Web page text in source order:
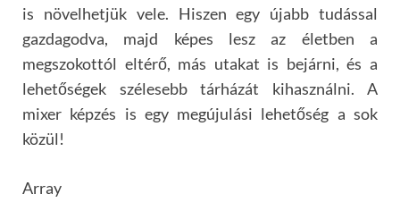
is növelhetjük vele. Hiszen egy újabb tudással
gazdagodva, majd képes lesz az életben a
megszokottól eltérő, más utakat is bejárni, és a
lehetőségek szélesebb tárházát kihasználni. A
mixer képzés is egy megújulási lehetőség a sok
közül!
Array